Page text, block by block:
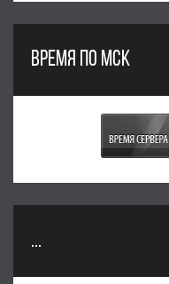
ВРЕМЯ ПО МСК
...